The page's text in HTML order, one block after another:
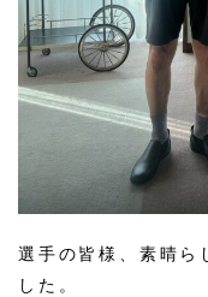
選手の皆様、素晴ら
した。